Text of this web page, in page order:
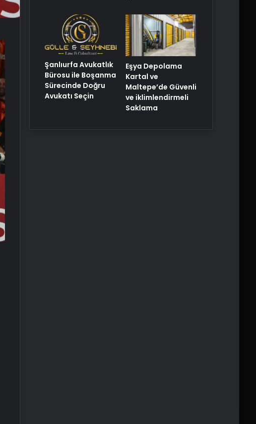
Şanlıurfa Avukatlık
Bürosu ile Boşanma
Sürecinde Doğru
Avukatı Seçin
Eşya Depolama
Kartal ve
Maltepe’de Güvenli
ve iklimlendirmeli
Saklama